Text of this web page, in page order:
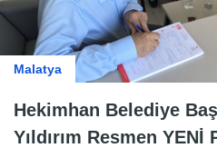
Malatya
Hekimhan Belediye
Yıldırım Resmen YENİ